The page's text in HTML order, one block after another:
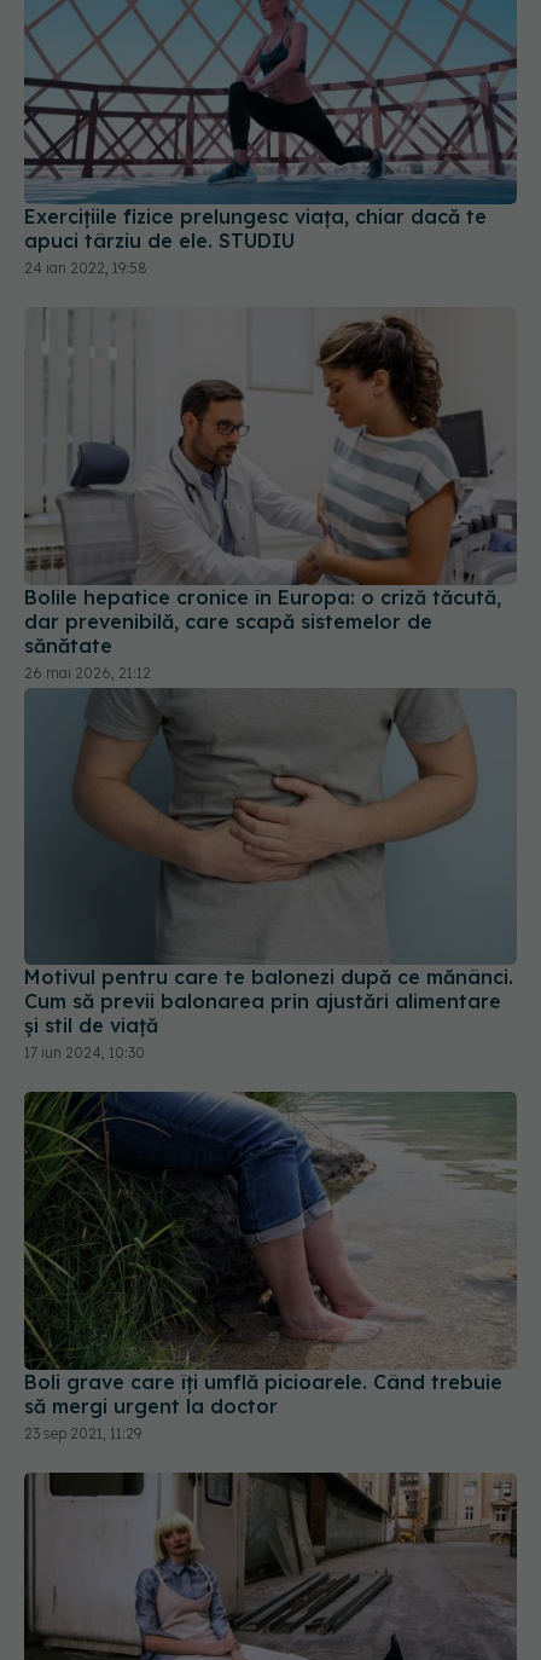
Exercițiile fizice prelungesc viața, chiar dacă te
apuci târziu de ele. STUDIU
24 ian 2022, 19:58
Bolile hepatice cronice în Europa: o criză tăcută,
dar prevenibilă, care scapă sistemelor de
sănătate
26 mai 2026, 21:12
Motivul pentru care te balonezi după ce mănânci.
Boli grave care îți umflă picioarele. Când trebuie
să mergi urgent la doctor
23 sep 2021, 11:29